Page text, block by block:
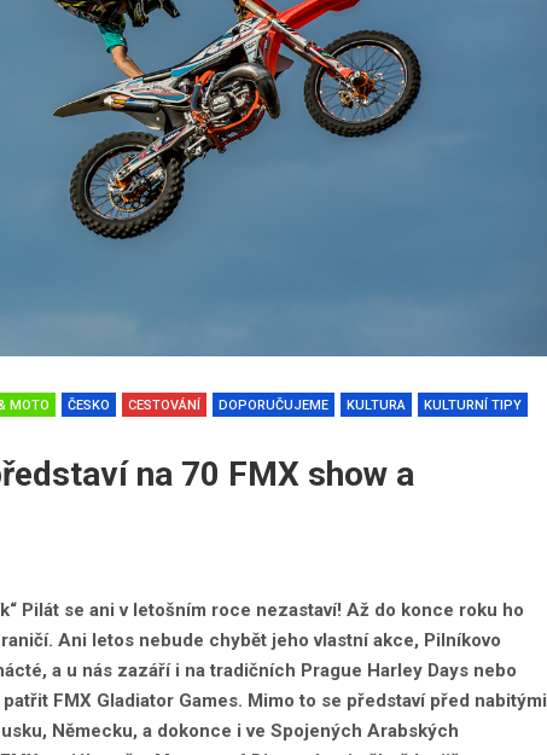
MOTO ČESKO CESTOVÁNÍ DOPORUČUJEME KULTURA
KULTURNÍ TIPY
na 70 FMX show a
Pilát se ani v letošním roce nezastaví! Až do konce roku ho
Ani letos nebude chybět jeho vlastní akce, Pilníkovo
a u nás zazáří i na tradičních Prague Harley Days nebo
FMX Gladiator Games. Mimo to se představí před nabitými
Německu, a dokonce i ve Spojených Arabských